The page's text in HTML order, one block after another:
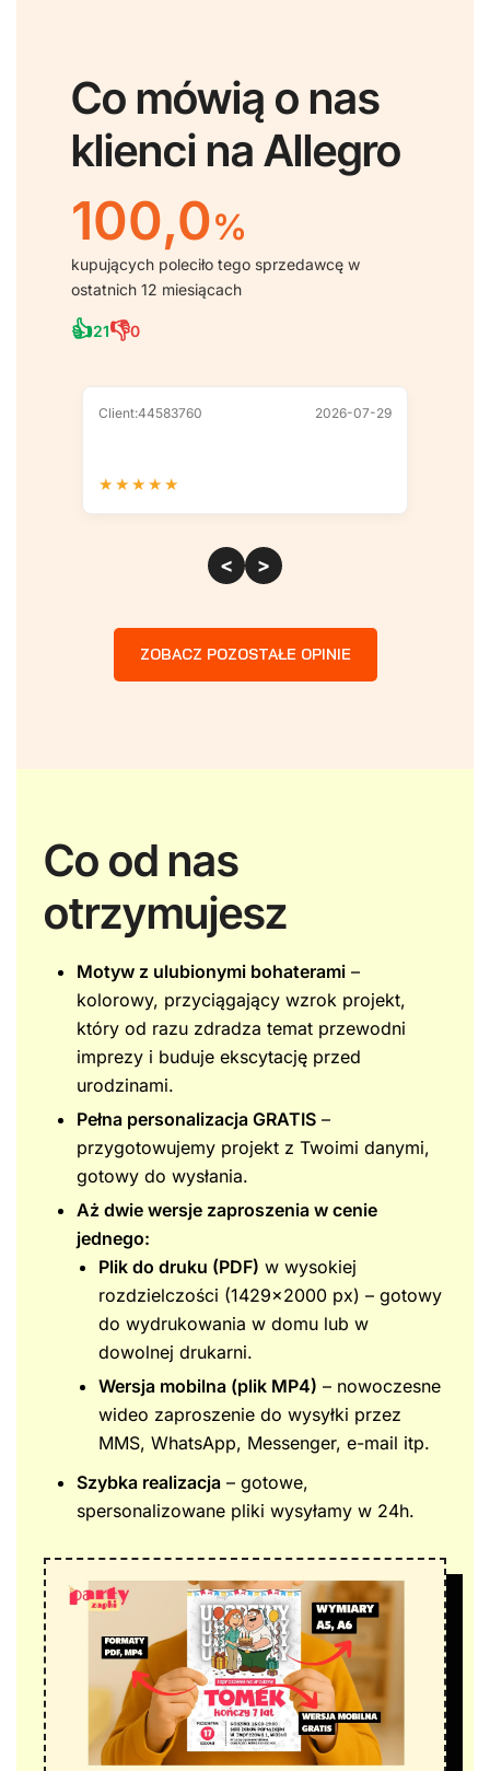
Co mówią o nas
klienci na Allegro
100,0%
kupujących poleciło tego sprzedawcę w
ostatnich 12 miesiącach
👍21👎0
Client:44583760 2026-07-29
★ ★ ★ ★ ★
< >
ZOBACZ POZOSTAŁE OPINIE
Co od nas
otrzymujesz
Motyw z ulubionymi bohaterami –
kolorowy, przyciągający wzrok projekt,
który od razu zdradza temat przewodni
imprezy i buduje ekscytację przed
urodzinami.
Pełna personalizacja GRATIS –
przygotowujemy projekt z Twoimi danymi,
gotowy do wysłania.
Aż dwie wersje zaproszenia w cenie
jednego:
Plik do druku (PDF) w wysokiej
rozdzielczości (1429×2000 px) – gotowy
do wydrukowania w domu lub w
dowolnej drukarni.
Wersja mobilna (plik MP4) – nowoczesne
wideo zaproszenie do wysyłki przez
MMS, WhatsApp, Messenger, e-mail itp.
Szybka realizacja – gotowe,
spersonalizowane pliki wysyłamy w 24h.